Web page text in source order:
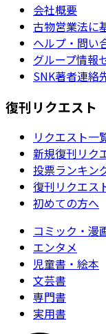
会社概要
古物営業法に
ヘルプ・問い
グループ情報
SNK著者連絡
復刊リクエスト
リクエスト一
新規復刊リク
投票ランキン
復刊リクエス
初めての方へ
コミック・漫
エンタメ
児童書・絵本
文芸書
専門書
実用書